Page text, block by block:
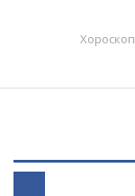
Хороскоп